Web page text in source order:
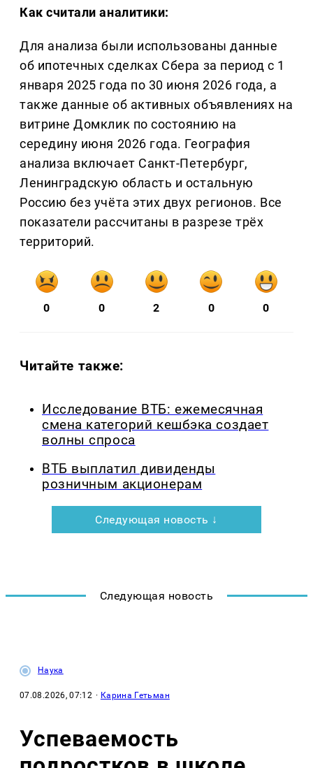
Как считали аналитики:
Для анализа были использованы данные
об ипотечных сделках Сбера за период с 1
января 2025 года по 30 июня 2026 года, а
также данные об активных объявлениях на
витрине Домклик по состоянию на
середину июня 2026 года. География
анализа включает Санкт-Петербург,
Ленинградскую область и остальную
Россию без учёта этих двух регионов. Все
показатели рассчитаны в разрезе трёх
территорий.
0 0 2 0 0
Читайте также:
Исследование ВТБ: ежемесячная
смена категорий кешбэка создает
волны спроса
ВТБ выплатил дивиденды
розничным акционерам
Следующая новость ↓
Следующая новость
Наука
07.08.2026, 07:12 · Карина Гетьман
Успеваемость